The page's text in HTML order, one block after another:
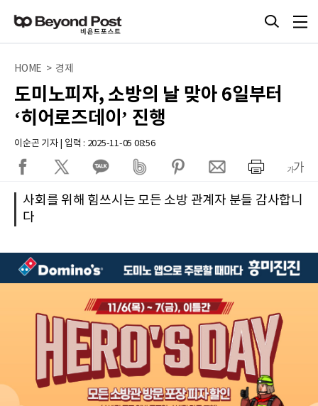
HOME > 경제
도미노피자, 소방의 날 맞아 6일부터
‘히어로즈데이’ 진행
이순곤 기자 | 입력 : 2025-11-05 08:56
사회를 위해 힘쓰시는 모든 소방 관계자 분들 감사합니
다